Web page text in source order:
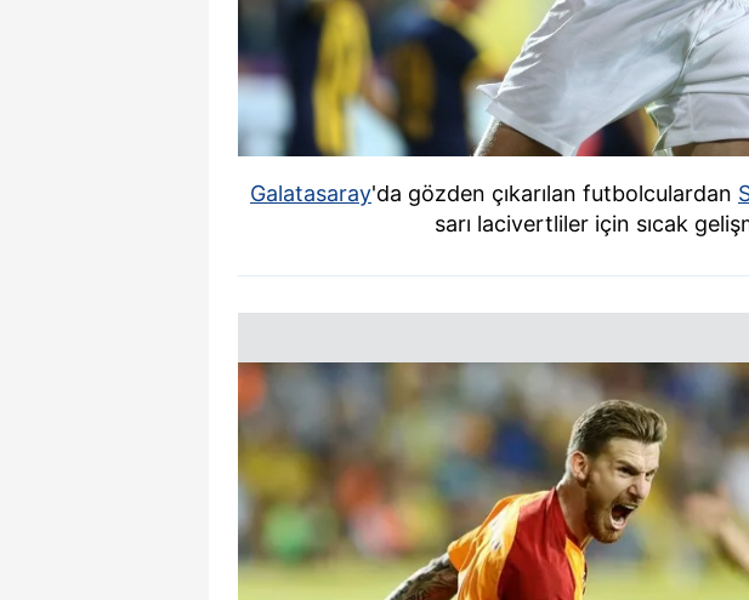
Galatasaray'da gözden çıkarılan futbolculardan
sarı lacivertliler için sıcak